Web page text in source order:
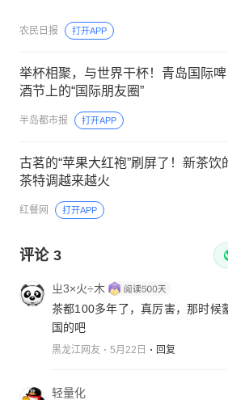
农民日报 打开APP
举杯相聚，与世界干杯！青岛国际啤
酒节上的“国际朋友圈”
半岛都市报 打开APP
古茗的“苹果大红袍”刷屏了！新茶饮
茶特调越来越火
红餐网 打开APP
评论 3
ㄓ3×火÷木
茶都100多年了，真厉害，那时候
国的吧
黑龙江网友 5月22日 回复
轻量化